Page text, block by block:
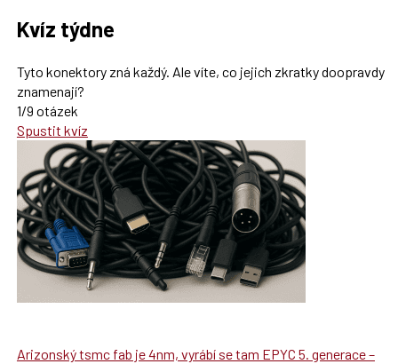
Kvíz týdne
Tyto konektory zná každý. Ale víte, co jejich zkratky doopravdy
znamenají?
1/9 otázek
Spustit kvíz
Arizonský tsmc fab je 4nm, vyrábí se tam EPYC 5. generace –